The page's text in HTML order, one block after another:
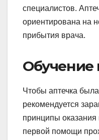
специалистов.
ориентирована на
прибытия врача.
Обучение
Чтобы аптечка
рекомендуется
принципы
первой помощи